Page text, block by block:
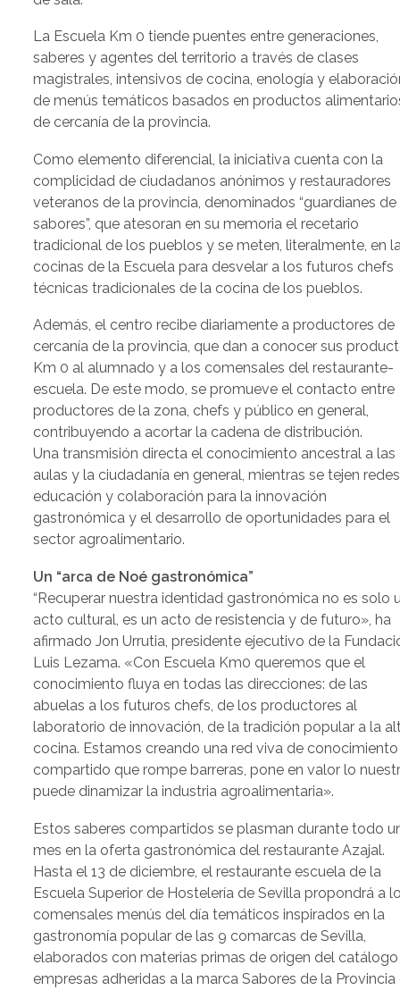
La Escuela Km 0 tiende puentes entre generaciones,
saberes y agentes del territorio a través de clases
magistrales, intensivos de cocina, enología y
de menús temáticos basados en productos
de cercanía de la provincia.
Como elemento diferencial, la iniciativa cuenta con la
complicidad de ciudadanos anónimos y restauradores
veteranos de la provincia, denominados “guardianes de
sabores”, que atesoran en su memoria el recetario
tradicional de los pueblos y se meten, literalmente, en
cocinas de la Escuela para desvelar a los futuros chefs
técnicas tradicionales de la cocina de los pueblos.
Además, el centro recibe diariamente a productores de
cercanía de la provincia, que dan a conocer sus
Km 0 al alumnado y a los comensales del restaurante-
escuela. De este modo, se promueve el contacto entre
productores de la zona, chefs y público en general,
contribuyendo a acortar la cadena de distribución.
Una transmisión directa el conocimiento ancestral a las
aulas y la ciudadanía en general, mientras se tejen
educación y colaboración para la innovación
gastronómica y el desarrollo de oportunidades para el
sector agroalimentario.
Un “arca de Noé gastronómica”
“Recuperar nuestra identidad gastronómica no es solo
acto cultural, es un acto de resistencia y de futuro», ha
afirmado Jon Urrutia, presidente ejecutivo de la
Luis Lezama. «Con Escuela Km0 queremos que el
conocimiento fluya en todas las direcciones: de las
abuelas a los futuros chefs, de los productores al
laboratorio de innovación, de la tradición popular a la
cocina. Estamos creando una red viva de conocimiento
compartido que rompe barreras, pone en valor lo
puede dinamizar la industria agroalimentaria».
Estos saberes compartidos se plasman durante todo
mes en la oferta gastronómica del restaurante Azajal.
Hasta el 13 de diciembre, el restaurante escuela de la
Escuela Superior de Hostelería de Sevilla propondrá a
comensales menús del día temáticos inspirados en la
gastronomía popular de las 9 comarcas de Sevilla,
elaborados con materias primas de origen del
empresas adheridas a la marca Sabores de la Provincia